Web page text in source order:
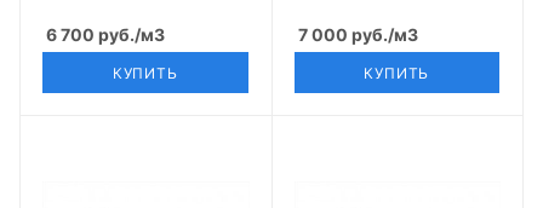
6 700 руб./м3
КУПИТЬ
7 000 руб./м3
КУПИТЬ